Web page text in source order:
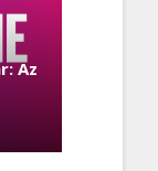
Az